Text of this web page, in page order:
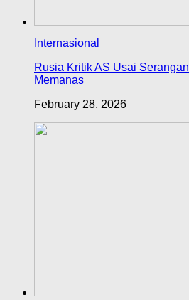
Internasional
Rusia Kritik AS Usai
Memanas
February 28, 2026